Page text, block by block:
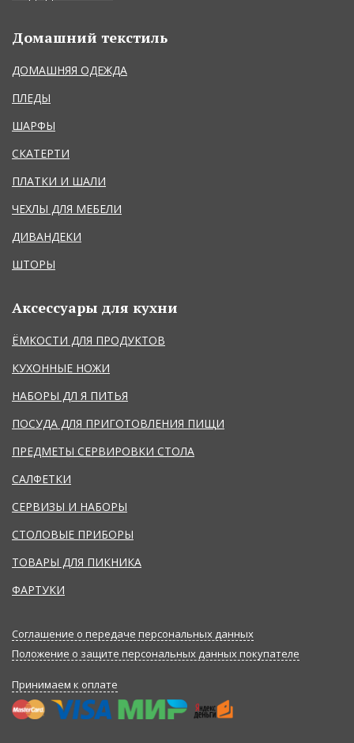
Домашний текстиль
ДОМАШНЯЯ ОДЕЖДА
ПЛЕДЫ
ШАРФЫ
СКАТЕРТИ
ПЛАТКИ И ШАЛИ
ЧЕХЛЫ ДЛЯ МЕБЕЛИ
ДИВАНДЕКИ
ШТОРЫ
Аксессуары для кухни
ЁМКОСТИ ДЛЯ ПРОДУКТОВ
КУХОННЫЕ НОЖИ
НАБОРЫ ДЛ Я ПИТЬЯ
ПОСУДА ДЛЯ ПРИГОТОВЛЕНИЯ ПИЩИ
ПРЕДМЕТЫ СЕРВИРОВКИ СТОЛА
САЛФЕТКИ
СЕРВИЗЫ И НАБОРЫ
СТОЛОВЫЕ ПРИБОРЫ
ТОВАРЫ ДЛЯ ПИКНИКА
ФАРТУКИ
Соглашение о передаче персональных данных
Положение о защите персональных данных покупателе
Принимаем к оплате